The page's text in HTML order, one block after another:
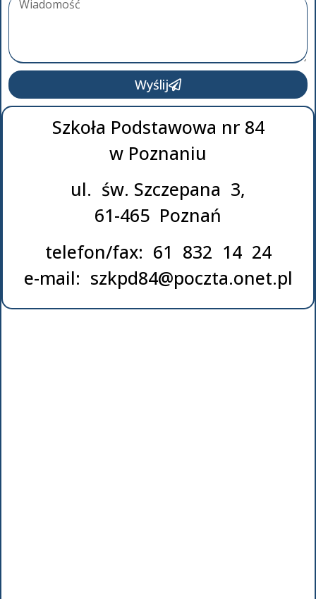
Wyślij
Szkoła Podstawowa nr 84
w Poznaniu
ul. św. Szczepana 3,
61-465 Poznań
telefon/fax: 61 832 14 24
e-mail: szkpd84@poczta.onet.pl